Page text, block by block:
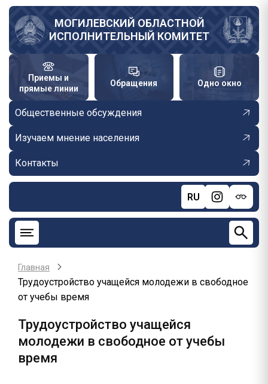
Перейти
основному
содержанию
МОГИЛЕВСКИЙ ОБЛАСТНОЙ
ИСПОЛНИТЕЛЬНЫЙ КОМИТЕТ
Приемы и
прямые линии
Обращения Одно окно
Общественные обсуждения
Изучаем мнение населения
Контакты
RU
Главная
Трудоустройство учащейся молодежи в свободное
от учебы время
Трудоустройство учащейся
молодежи в свободное от учебы
время